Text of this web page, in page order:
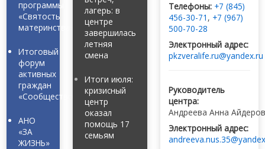
программы
«Святость
материнства»
Итоговый
форум
активных
граждан
«Сообщество»
АНО
«ЗА
ЖИЗНЬ»
лагерь: в
центре
завершилась
летняя
смена
Итоги июля:
кризисный
центр
оказал
помощь 17
семьям
Телефоны: +7 (845)
456-30-71 , +7 (967)
500-70-28
Электронный адрес:
pkzveralife.ru@yandex.ru
Руководитель
центра:
Андреева Анна
Электронный адрес: